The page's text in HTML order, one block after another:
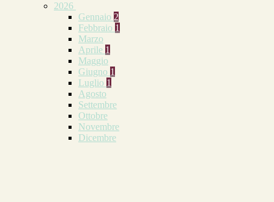
2026
Gennaio 2
Febbraio 1
Marzo
Aprile 1
Maggio
Giugno 1
Luglio 1
Agosto
Settembre
Ottobre
Novembre
Dicembre